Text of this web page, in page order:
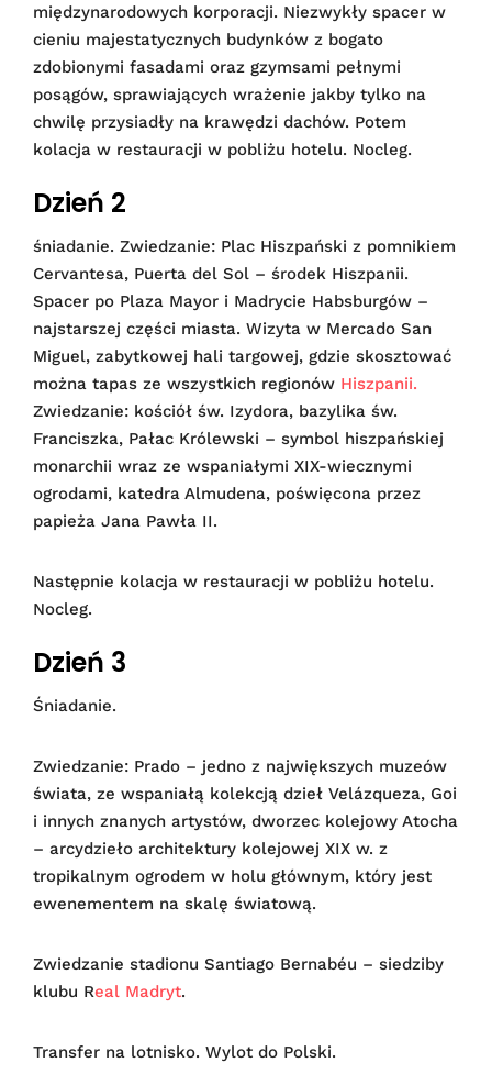
międzynarodowych korporacji. Niezwykły spacer w
cieniu majestatycznych budynków z bogato
zdobionymi fasadami oraz gzymsami pełnymi
posągów, sprawiających wrażenie jakby tylko na
chwilę przysiadły na krawędzi dachów. Potem
kolacja w restauracji w pobliżu hotelu. Nocleg.
Dzień 2
śniadanie. Zwiedzanie: Plac Hiszpański z pomnikiem
Cervantesa, Puerta del Sol – środek Hiszpanii.
Spacer po Plaza Mayor i Madrycie Habsburgów –
najstarszej części miasta. Wizyta w Mercado San
Miguel, zabytkowej hali targowej, gdzie skosztować
można tapas ze wszystkich regionów Hiszpanii.
Zwiedzanie: kościół św. Izydora, bazylika św.
Franciszka, Pałac Królewski – symbol hiszpańskiej
monarchii wraz ze wspaniałymi XIX-wiecznymi
ogrodami, katedra Almudena, poświęcona przez
papieża Jana Pawła II.
Następnie kolacja w restauracji w pobliżu hotelu.
Nocleg.
Dzień 3
Śniadanie.
Zwiedzanie: Prado – jedno z największych muzeów
świata, ze wspaniałą kolekcją dzieł Velázqueza, Goi
i innych znanych artystów, dworzec kolejowy Atocha
– arcydzieło architektury kolejowej XIX w. z
tropikalnym ogrodem w holu głównym, który jest
ewenementem na skalę światową.
Zwiedzanie stadionu Santiago Bernabéu – siedziby
klubu Real Madryt.
Transfer na lotnisko. Wylot do Polski.